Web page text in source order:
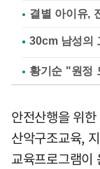
결별 아이유,
황기순 "원정
안전산행을 위
산악구조교육,
교육프로그램이